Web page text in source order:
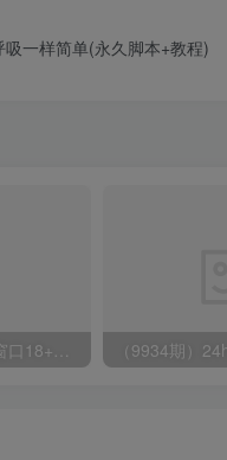
一样简单(永久脚本+教程)
无脑全自动挂机，单窗口18+，可挂100+窗口，手机电脑均可操作